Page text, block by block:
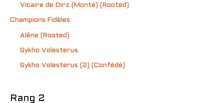
Vicaire de Dirz (Monté) (Rooted)
Champions Fidèles
Alêne (Rooted)
Sykho Volesterus
Sykho Volesterus (2) (Confédé)
Rang 2